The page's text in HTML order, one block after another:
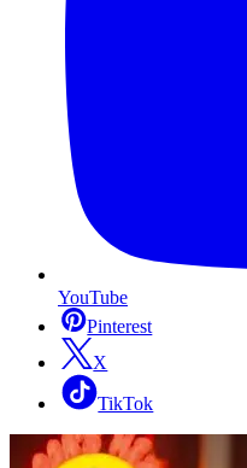
YouTube
Pinterest
X
TikTok